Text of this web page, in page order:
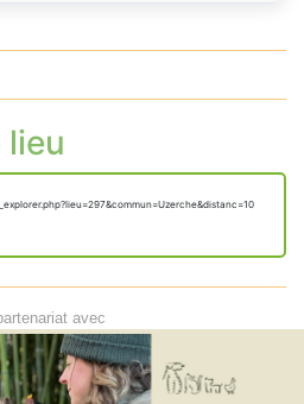
lieu
avec